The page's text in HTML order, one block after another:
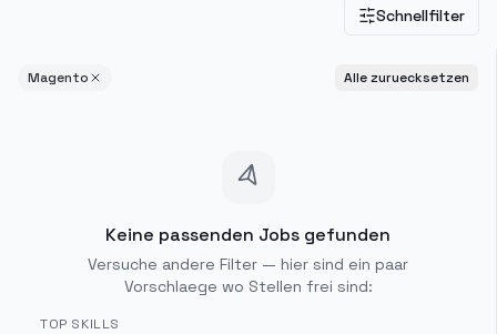
Schnellfilter
Magento Alle zuruecksetzen
Keine passenden Jobs gefunden
Versuche andere Filter — hier sind ein paar
Vorschlaege wo Stellen frei sind:
TOP SKILLS